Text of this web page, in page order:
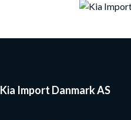
Kia Import Danmark AS